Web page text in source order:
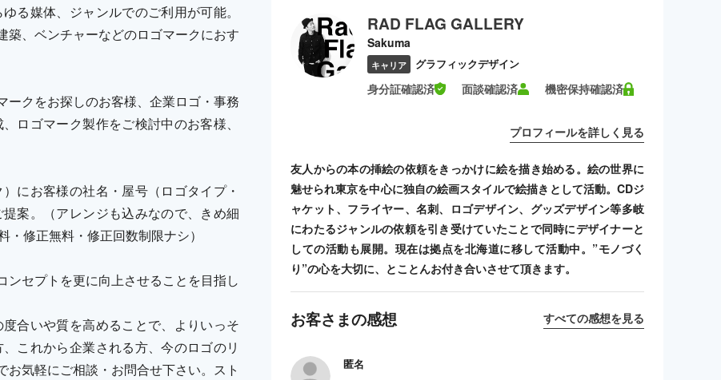
る媒体、ジャンルでのご利用が可能。
、ベンチャーなどのロゴマークにおす
ークをお探しのお客様、企業ロゴ・事務
ロゴマーク製作をご検討中のお客様、
にお客様の社名・屋号（ロゴタイプ・
案。（アレンジも込みなので、きめ細
修正無料・修正回数制限ナシ）
セプトを更に向上させることを目指し
合いや質を高めることで、よりいっそ
これから企業される方、今のロゴのリ
気軽にご相談・お問合せ下さい。スト
RAD FLAG GALLERY
Sakuma
キャリア グラフィックデザイン
身分証確認済 面談確認済 機密保持確認済
プロフィールを詳しく見る
友人からの本の挿絵の依頼をきっかけに絵を描き始める。絵の世界に
魅せられ東京を中心に独自の絵画スタイルで絵描きとして活動。CDジ
ャケット、フライヤー、名刺、ロゴデザイン、グッズデザイン等多岐
にわたるジャンルの依頼を引き受けていたことで同時にデザイナーと
しての活動も展開。現在は拠点を北海道に移して活動中。”モノづく
り”の心を大切に、とことんお付き合いさせて頂きます。
お客さまの感想 すべての感想を見る
匿名